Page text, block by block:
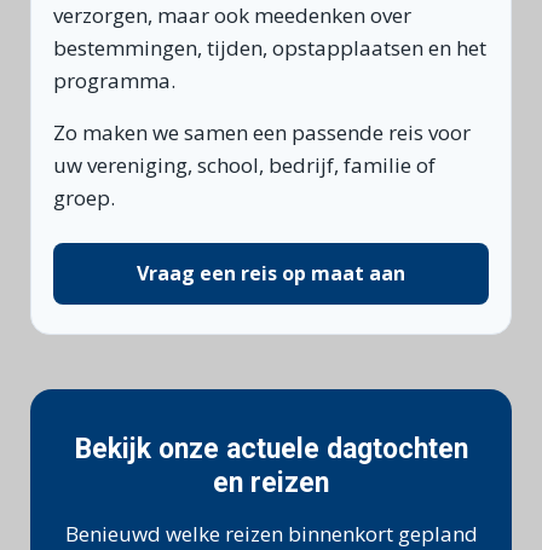
verzorgen, maar ook meedenken over
bestemmingen, tijden, opstapplaatsen en het
programma.
Zo maken we samen een passende reis voor
uw vereniging, school, bedrijf, familie of
groep.
Vraag een reis op maat aan
Bekijk onze actuele dagtochten
en reizen
Benieuwd welke reizen binnenkort gepland